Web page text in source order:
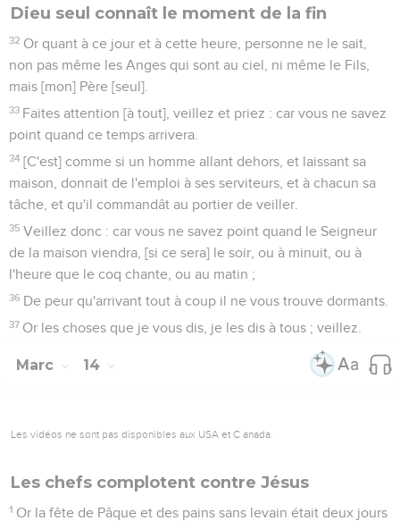
Dieu seul connaît le moment de la fin
32 Or quant à ce jour et à cette heure, personne ne le sait,
non pas même les Anges qui sont au ciel, ni même le Fils,
mais [mon] Père [seul].
33 Faites attention [à tout], veillez et priez : car vous ne savez
point quand ce temps arrivera.
34 [C'est] comme si un homme allant dehors, et laissant sa
maison, donnait de l'emploi à ses serviteurs, et à chacun sa
tâche, et qu'il commandât au portier de veiller.
35 Veillez donc : car vous ne savez point quand le Seigneur
de la maison viendra, [si ce sera] le soir, ou à minuit, ou à
l'heure que le coq chante, ou au matin ;
36 De peur qu'arrivant tout à coup il ne vous trouve dormants.
37 Or les choses que je vous dis, je les dis à tous ; veillez.
Marc 14
Les vidéos ne sont pas disponibles aux USA et C anada.
Les chefs complotent contre Jésus
1 Or la fête de Pâque et des pains sans levain était deux jours